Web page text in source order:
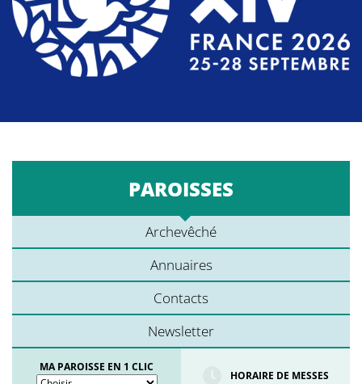
PAROISSES
Archevêché
Annuaires
Contacts
Newsletter
MA PAROISSE EN 1 CLIC
HORAIRE DE MESSES